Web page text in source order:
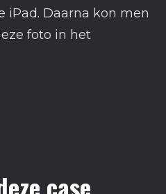
iPad. Daarna kon men
foto in het